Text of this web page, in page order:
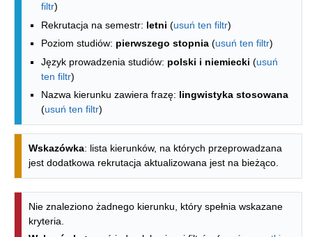
filtr)
Rekrutacja na semestr: letni (usuń ten filtr)
Poziom studiów: pierwszego stopnia (usuń ten filtr)
Język prowadzenia studiów: polski i niemiecki (usuń
ten filtr)
Nazwa kierunku zawiera frazę: lingwistyka stosowana
(usuń ten filtr)
Wskazówka: lista kierunków, na których przeprowadzana
jest dodatkowa rekrutacja aktualizowana jest na bieżąco.
Nie znaleziono żadnego kierunku, który spełnia wskazane
kryteria.